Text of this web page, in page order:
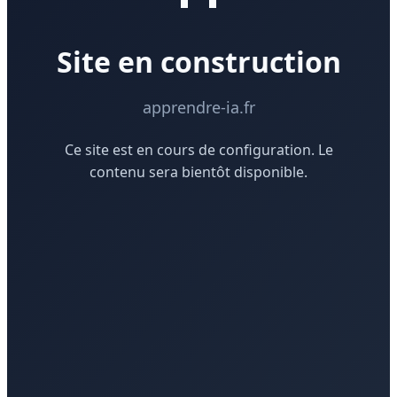
Site en construction
apprendre-ia.fr
Ce site est en cours de configuration. Le
contenu sera bientôt disponible.